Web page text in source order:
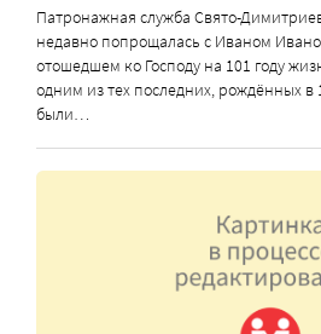
Патронажная служба Свято-
недавно попрощалась с Иваном
отошедшем ко Господу на 101 году
одним из тех последних, рождённых в
были…